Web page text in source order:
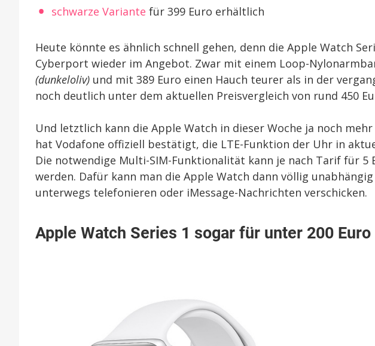
schwarze Variante für 399 Euro erhältlich
Heute könnte es ähnlich schnell gehen, denn die Apple Watch
Cyberport wieder im Angebot. Zwar mit einem Loop-
(dunkeloliv) und mit 389 Euro einen Hauch teurer als in der
noch deutlich unter dem aktuellen Preisvergleich von rund 450
Und letztlich kann die Apple Watch in dieser Woche ja noch
hat Vodafone offiziell bestätigt, die LTE-Funktion der Uhr in
Die notwendige Multi-SIM-Funktionalität kann je nach Tarif für
werden. Dafür kann man die Apple Watch dann völlig
unterwegs telefonieren oder iMessage-Nachrichten verschicken.
Apple Watch Series 1 sogar für unter 200 Euro